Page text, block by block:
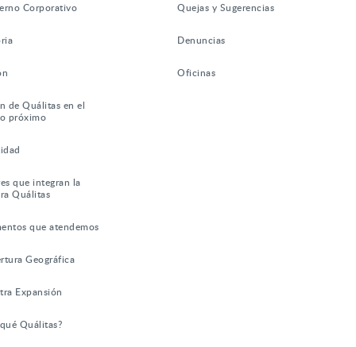
Corporativo
de Quálitas en el
próximo
que integran la
Quálitas
que atendemos
Geográfica
Expansión
Quálitas?
Quejas y Sugerencias
Denuncias
Oficinas